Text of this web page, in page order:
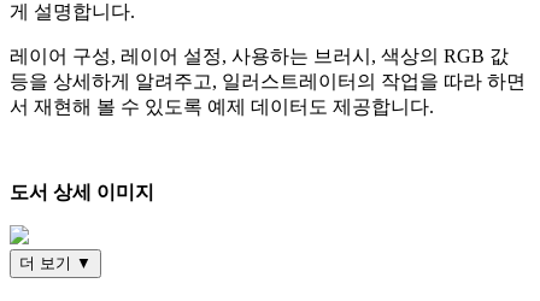
게 설명합니다.
레이어 구성, 레이어 설정, 사용하는 브러시, 색상의 RGB 값
등을 상세하게 알려주고, 일러스트레이터의 작업을 따라 하면
서 재현해 볼 수 있도록 예제 데이터도 제공합니다.
도서 상세 이미지
더 보기 ▼